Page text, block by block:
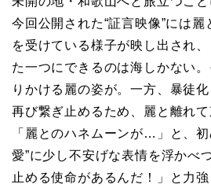
今回公開された“証言映像”には
を受けている様子が映し出され
た一つにできるのは海しかない
りかける麗の姿が。一方、暴徒
再び繋ぎ止めるため、麗と離れて
「麗とのハネムーンが…」と、
愛”に少し不安げな表情を浮かべ
止める使命があるんだ！」と力